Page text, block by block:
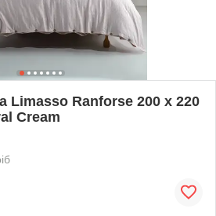
Limasso Ranforse 200 х 220
Cream